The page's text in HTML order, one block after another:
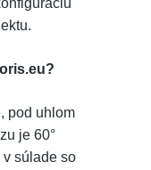
pod uhlom
je 60°
v súlade so